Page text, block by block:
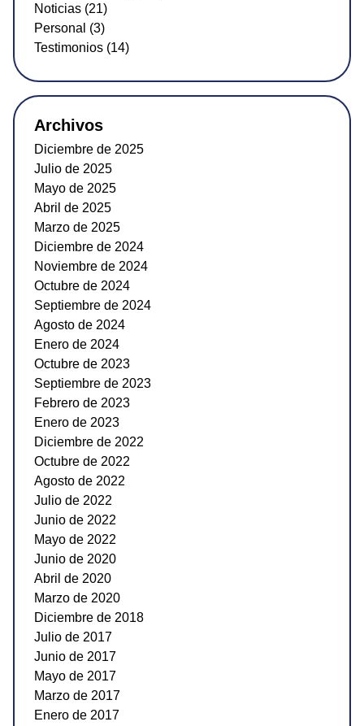
Noticias (21)
Personal (3)
Testimonios (14)
Archivos
Diciembre de 2025
Julio de 2025
Mayo de 2025
Abril de 2025
Marzo de 2025
Diciembre de 2024
Noviembre de 2024
Octubre de 2024
Septiembre de 2024
Agosto de 2024
Enero de 2024
Octubre de 2023
Septiembre de 2023
Febrero de 2023
Enero de 2023
Diciembre de 2022
Octubre de 2022
Agosto de 2022
Julio de 2022
Junio de 2022
Mayo de 2022
Junio de 2020
Abril de 2020
Marzo de 2020
Diciembre de 2018
Julio de 2017
Junio de 2017
Mayo de 2017
Marzo de 2017
Enero de 2017